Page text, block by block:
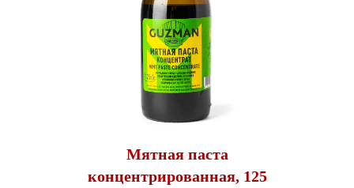
Мятная паста
концентрированная, 125